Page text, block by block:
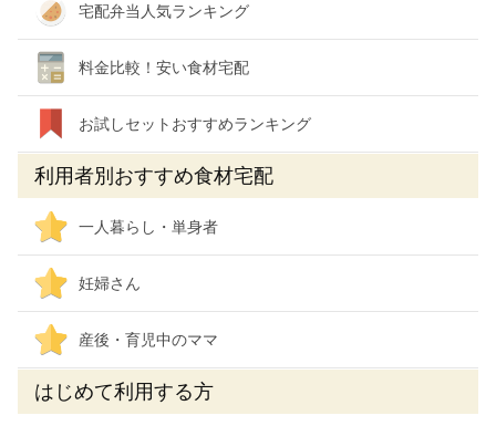
宅配弁当人気ランキング
料金比較！安い食材宅配
お試しセットおすすめランキング
利用者別おすすめ食材宅配
一人暮らし・単身者
妊婦さん
産後・育児中のママ
はじめて利用する方